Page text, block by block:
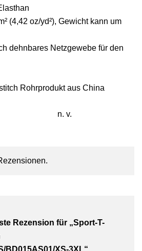
(4,42 oz/yd²), Gewicht kann um
dehnbares Netzgewebe für den
Rohrprodukt aus China
n. v.
Rezension für „Sport-T-
BD015AS01/XS-3XL“